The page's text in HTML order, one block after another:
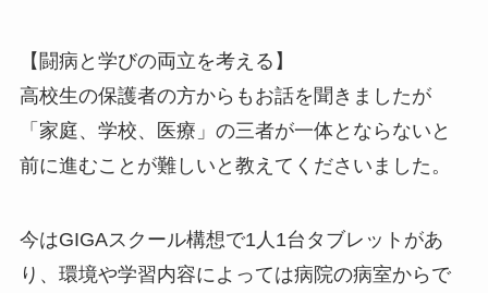
【闘病と学びの両立を考える】
高校生の保護者の方からもお話を聞きましたが
「家庭、学校、医療」の三者が一体とならないと
前に進むことが難しいと教えてくださいました。
今はGIGAスクール構想で1人1台タブレットがあ
り、環境や学習内容によっては病院の病室からで